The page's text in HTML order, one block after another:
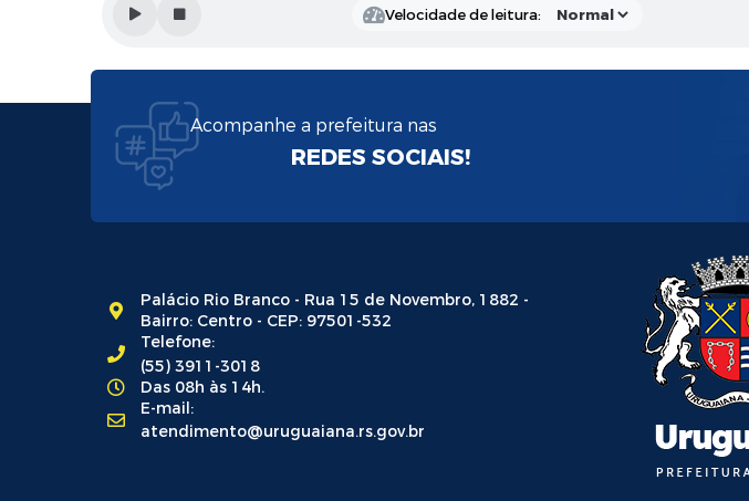
Velocidade de leitura:
Acompanhe a prefeitura nas
REDES SOCIAIS!
Palácio Rio Branco - Rua 15 de Novembro, 1882 -
Bairro: Centro - CEP: 97501-532
Telefone:
(55) 3911-3018
Das 08h às 14h.
E-mail:
atendimento@uruguaiana.rs.gov.br